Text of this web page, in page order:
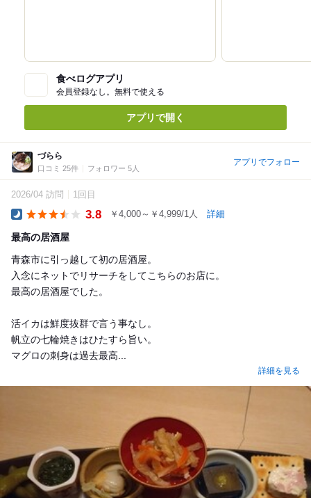
食べログアプリ
会員登録なし。無料で使える
アプリで開く
づらら
口コミ 25件 フォロワー 5人
アプリでフォロー
2026/04 訪問 1回目
3.8 ￥4,000～￥4,999/1人 詳細
最高の居酒屋
青森市に引っ越して初の居酒屋。
入念にネットでリサーチをしてこちらのお店に。
最高の居酒屋でした。
活イカは鮮度抜群で言う事なし。
帆立の七輪焼きはひたすら旨い。
マグロの刺身は過去最高...
詳細を見る